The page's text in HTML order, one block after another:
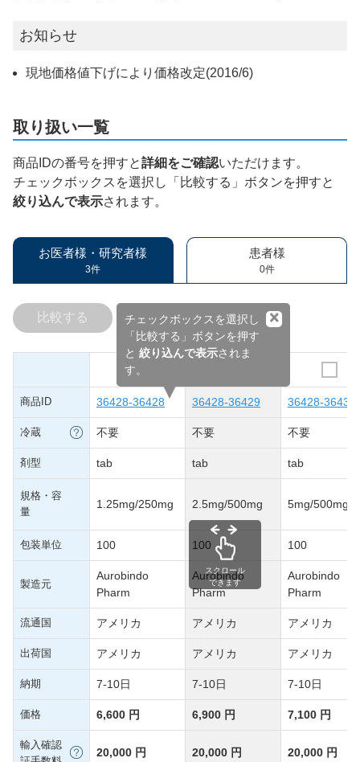
お知らせ
現地価格値下げにより価格改定(2016/6)
取り扱い一覧
商品IDの番号を押すと詳細をご確認いただけます。
チェックボックスを選択し「比較する」ボタンを押すと
絞り込んで表示されます。
お医者様・研究者様
3件
患者様
0件
チェックボックスを選択し
「比較する」ボタンを押す
と 絞り込んで表示されま
す。
×
比較する
商品ID 36428-36428 36428-36429 36428-36430
冷蔵 不要 不要 不要
剤型 tab tab tab
規格・容
量
1.25mg/250mg 2.5mg/500mg 5mg/500mg
包装単位 100 100 100
製造元
Aurobindo
Pharm
Aurobindo
Pharm
Aurobindo
Pharm
流通国 アメリカ アメリカ アメリカ
出荷国 アメリカ アメリカ アメリカ
納期 7-10日 7-10日 7-10日
価格 6,600 円 6,900 円 7,100 円
輸入確認
20,000 円 20,000 円 20,000 円
スクロール
できます